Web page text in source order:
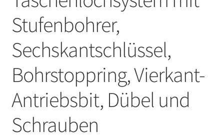
Stufenbohrer,
Sechskantschlüssel,
Bohrstoppring, Vierkant-
Antriebsbit, Dübel und
Schrauben